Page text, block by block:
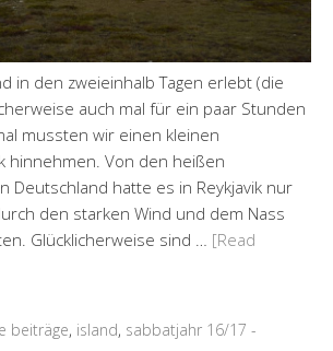
in den zweieinhalb Tagen erlebt (die
auch mal für ein paar Stunden
mussten wir einen kleinen
hinnehmen. Von den heißen
Deutschland hatte es in Reykjavik nur
den starken Wind und dem Nass
Glücklicherweise sind … [Read
beiträge, island, sabbatjahr 16/17 -